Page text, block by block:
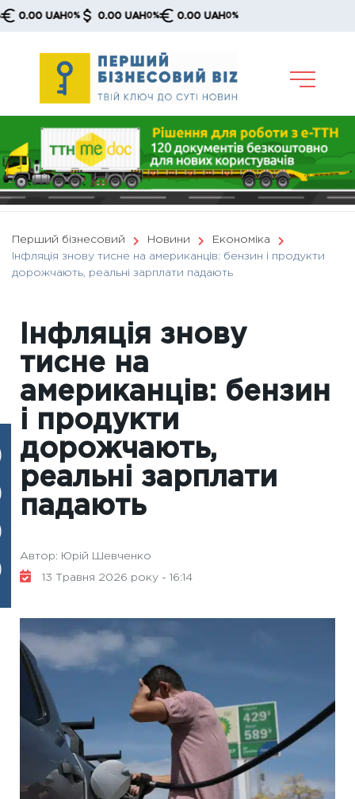
Skip
UAH0% 0.00 UAH0% 0.00 UAH0%
Перший бізнесовий Новини
Економіка
Інфляція знову тисне на американців: бензин і продукти
дорожчають, реальні зарплати падають
Інфляція знову
тисне на
американців: бензин
і продукти
дорожчають,
реальні зарплати
падають
Автор: Юрій Шевченко
13 Травня 2026 року - 16:14